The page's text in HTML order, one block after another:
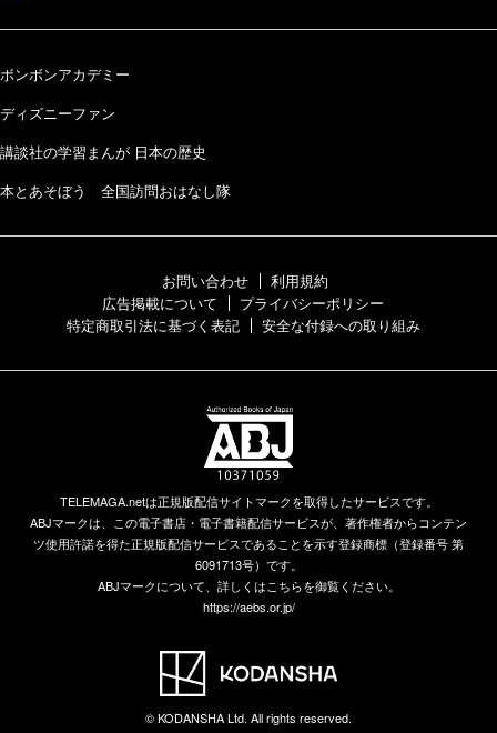
ボンボンアカデミー
ディズニーファン
講談社の学習まんが 日本の歴史
本とあそぼう 全国訪問おはなし隊
お問い合わせ
利用規約
広告掲載について
プライバシーポリシー
特定商取引法に基づく表記
安全な付録への取り組み
TELEMAGA.netは正規版配信サイトマークを取得したサービスです。
ABJマークは、この電子書店・電子書籍配信サービスが、著作権者からコンテン
ツ使用許諾を得た正規版配信サービスであることを示す登録商標（登録番号 第
6091713号）です。
ABJマークについて、詳しくはこちらを御覧ください。
https://aebs.or.jp/
© KODANSHA Ltd. All rights reserved.